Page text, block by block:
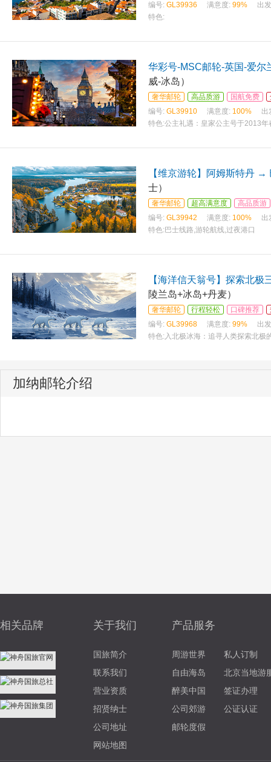
编号: GL39936 满意度: 99%
出
特色:
华彩号-MSC邮轮-英国-爱尔
威-冰岛）
奢华邮轮 高品质游 国航免费
编号: GL39910 满意度: 100%
出
特色:公主礼遇：皇家公主号于2013
【维京游轮】阿姆斯特丹 →
士）
奢华邮轮 超高满意度
高品质游
编号: GL39942 满意度: 100%
出
特色: 巴士线路,游轮航线,过夜港口
【海洋信天翁号】探索北极
陵兰岛+冰岛+丹麦）
奢华邮轮 行程轻松 口碑推荐
编号: GL39968 满意度: 99%
出
特色: 入北极冰海：追寻人类探索北极
加纳邮轮介绍
相关品牌 关于我们
国旅简介
联系我们
营业资质
招贤纳士
公司地址
网站地图
产品服务
周游世界
私人订制
自由海岛
北京当地游
醉美中国
签证办理
公司郊游
公证认证
邮轮度假